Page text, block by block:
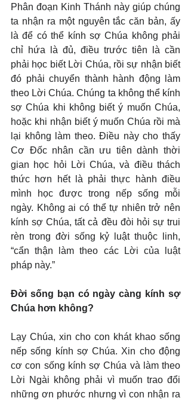
Phân đoạn Kinh Thánh này giúp chúng
ta nhận ra một nguyên tắc căn bản, ấy
là để có thể kính sợ Chúa không phải
chỉ hứa là đủ, điều trước tiên là cần
phải học biết Lời Chúa, rồi sự nhận biết
đó phải chuyển thành hành động làm
theo Lời Chúa. Chúng ta không thể kính
sợ Chúa khi không biết ý muốn Chúa,
hoặc khi nhận biết ý muốn Chúa rồi mà
lại không làm theo. Điều này cho thấy
Cơ Đốc nhân cần ưu tiên dành thời
gian học hỏi Lời Chúa, và điều thách
thức hơn hết là phải thực hành điều
mình học được trong nếp sống mỗi
ngày. Không ai có thể tự nhiên trở nên
kính sợ Chúa, tất cả đều đòi hỏi sự trui
rèn trong đời sống kỷ luật thuộc linh,
“cẩn thận làm theo các Lời của luật
pháp này.”
Đời sống bạn có ngày càng kính sợ
Chúa hơn không?
Lạy Chúa, xin cho con khát khao sống
nếp sống kính sợ Chúa. Xin cho động
cơ con sống kính sợ Chúa và làm theo
Lời Ngài không phải vì muốn trao đổi
những ơn phước nhưng vì con nhận ra